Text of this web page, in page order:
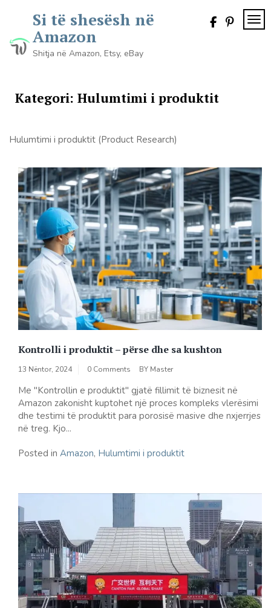
Si të shesësh në
Amazon
Shitja në Amazon, Etsy, eBay
Kategori: Hulumtimi i produktit
Hulumtimi i produktit (Product Research)
Kontrolli i produktit – përse dhe sa kushton
13 Nëntor, 2024 0 Comments BY Master
Me "Kontrollin e produktit" gjatë fillimit të biznesit në
Amazon zakonisht kuptohet një proces kompleks vlerësimi
dhe testimi të produktit para porosisë masive dhe nxjerrjes
në treg. Kjo...
Posted in Amazon, Hulumtimi i produktit